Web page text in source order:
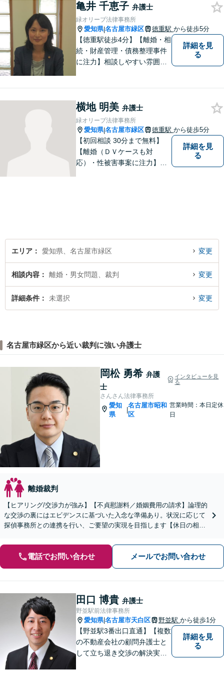
バー等の情報問題にも意欲高
く取り組みます。お困りごと
があれば。お気軽にご相談く
ださい。
亀井 千恵子 弁護士
緑オリーブ法律事務所
愛知県|名古屋市緑区 徳重駅 から徒歩5分
【徳重駅徒歩4分】【離婚・相
続・財産管理・債務整理事件
に注力】相談しやすい雰囲気
詳細を見
る
横地 明美 弁護士
緑オリーブ法律事務所
愛知県|名古屋市緑区 徳重駅 から徒歩5分
【初回相談 30分まで無料】
【離婚（ＤＶケースも対
応）・性被害事案に注力】
詳細を見
る
エリア 愛知県、名古屋市緑区 変更
相談内容 離婚・男女問題、裁判 変更
詳細条件 未選択 変更
名古屋市緑区から近い裁判に強い弁護士
岡松 勇希 弁護
士
インタビューを見
る
さんさん法律事務所
愛知
県
|
名古屋市昭和
区
営業時間：本日定休
日
離婚裁判
【ヒアリング/交渉力が強み】【不貞慰謝料／婚姻費用の請求】論理的
な交渉の裏にはエビデンスに基づいた入念な準備あり。状況に応じて
探偵事務所との連携を行い、ご要望の実現を目指します【休日の相談
電話でお問い合わせ メールでお問い合わせ
田口 博貴 弁護士
野並駅前法律事務所
愛知県|名古屋市天白区 野並駅 から徒歩1分
【野並駅3番出口直通】【複数
の不動産会社の顧問弁護士と
して立ち退き交渉の解決実績
詳細を見
る